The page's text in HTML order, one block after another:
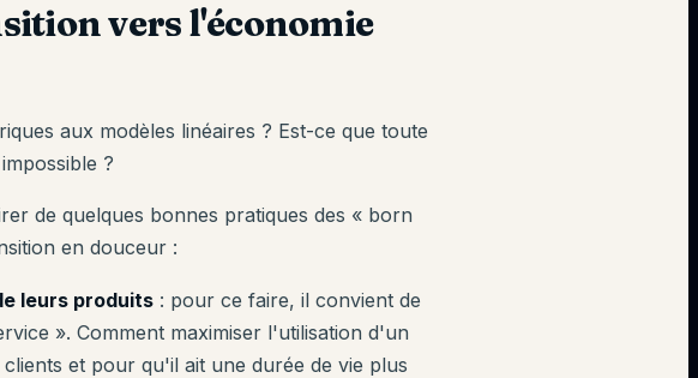
vers l'économie
aux modèles linéaires ? Est-ce que toute
?
de quelques bonnes pratiques des « born
en douceur :
leurs produits : pour ce faire, il convient de
». Comment maximiser l'utilisation d'un
et pour qu'il ait une durée de vie plus